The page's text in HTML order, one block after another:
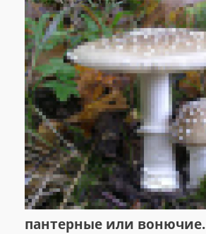
пантерные или вонючие.